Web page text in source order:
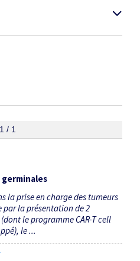
1 / 1
la prise en charge des tumeurs
la présentation de 2
le programme CAR-T cell
le ...